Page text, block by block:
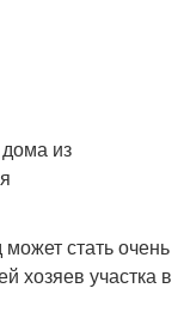
стать очень
хозяев участка в